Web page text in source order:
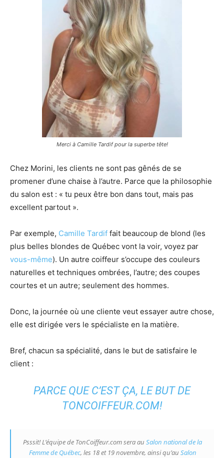
Merci à Camille Tardif pour la superbe tête!
Chez Morini, les clients ne sont pas gênés de se
promener d’une chaise à l’autre. Parce que la philosophie
du salon est : « tu peux être bon dans tout, mais pas
excellent partout ».
Par exemple, Camille Tardif fait beaucoup de blond (les
plus belles blondes de Québec vont la voir, voyez par
vous-même). Un autre coiffeur s’occupe des couleurs
naturelles et techniques ombrées, l’autre; des coupes
courtes et un autre; seulement des hommes.
Donc, la journée où une cliente veut essayer autre chose,
elle est dirigée vers le spécialiste en la matière.
Bref, chacun sa spécialité, dans le but de satisfaire le
client :
PARCE QUE C’EST ÇA, LE BUT DE
TONCOIFFEUR.COM!
Psssit! L’équipe de TonCoiffeur.com sera au Salon national de la
Femme de Québec, les 18 et 19 novembre, ainsi qu’au Salon